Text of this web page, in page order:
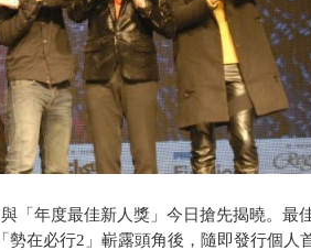
「年度最佳新人獎」今日搶先揭曉。最
在必行2」嶄露頭角後，隨即發行個人